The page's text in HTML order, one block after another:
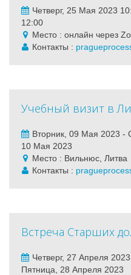
Четверг, 25 Мая 2023
12:00
Место : онлайн через
Контакты :
Учебный визит в
Вторник, 09 Мая 2023 -
10 Мая 2023
Место : Вильнюс, Литва
Контакты :
Встреча Старших
Четверг, 27 Апреля
Пятница, 28 Апреля 2023